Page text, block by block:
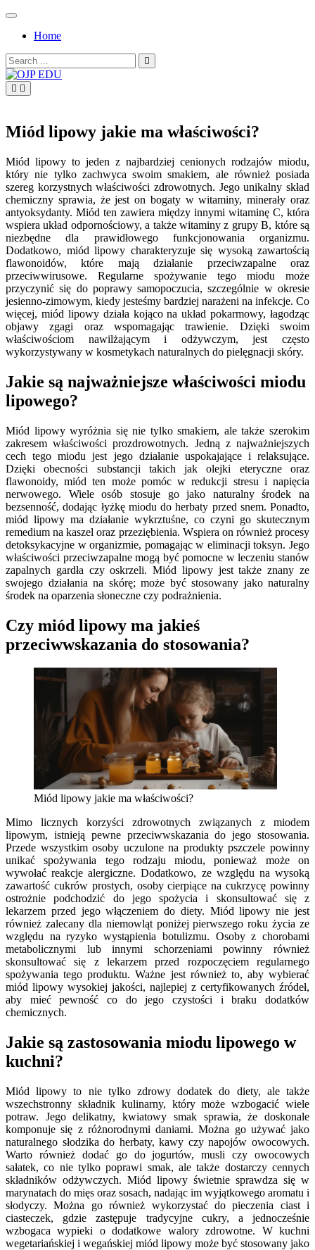
Skip
contentHome
Search
for:
Miód lipowy jakie ma właściwości?
Miód lipowy to jeden z najbardziej cenionych rodzajów miodu,
który nie tylko zachwyca swoim smakiem, ale również posiada
szereg korzystnych właściwości zdrowotnych. Jego unikalny skład
chemiczny sprawia, że jest on bogaty w witaminy, minerały oraz
antyoksydanty. Miód ten zawiera między innymi witaminę C, która
wspiera układ odpornościowy, a także witaminy z grupy B, które są
niezbędne dla prawidłowego funkcjonowania organizmu.
Dodatkowo, miód lipowy charakteryzuje się wysoką zawartością
flawonoidów, które mają działanie przeciwzapalne oraz
przeciwwirusowe. Regularne spożywanie tego miodu może
przyczynić się do poprawy samopoczucia, szczególnie w okresie
jesienno-zimowym, kiedy jesteśmy bardziej narażeni na infekcje. Co
więcej, miód lipowy działa kojąco na układ pokarmowy, łagodząc
objawy zgagi oraz wspomagając trawienie. Dzięki swoim
właściwościom nawilżającym i odżywczym, jest często
wykorzystywany w kosmetykach naturalnych do pielęgnacji skóry.
Jakie są najważniejsze właściwości miodu
lipowego?
Miód lipowy wyróżnia się nie tylko smakiem, ale także szerokim
zakresem właściwości prozdrowotnych. Jedną z najważniejszych
cech tego miodu jest jego działanie uspokajające i relaksujące.
Dzięki obecności substancji takich jak olejki eteryczne oraz
flawonoidy, miód ten może pomóc w redukcji stresu i napięcia
nerwowego. Wiele osób stosuje go jako naturalny środek na
bezsenność, dodając łyżkę miodu do herbaty przed snem. Ponadto,
miód lipowy ma działanie wykrztuśne, co czyni go skutecznym
remedium na kaszel oraz przeziębienia. Wspiera on również procesy
detoksykacyjne w organizmie, pomagając w eliminacji toksyn. Jego
właściwości przeciwzapalne mogą być pomocne w leczeniu stanów
zapalnych gardła czy oskrzeli. Miód lipowy jest także znany ze
swojego działania na skórę; może być stosowany jako naturalny
środek na oparzenia słoneczne czy podrażnienia.
Czy miód lipowy ma jakieś
przeciwwskazania do stosowania?
Miód lipowy jakie ma właściwości?
Mimo licznych korzyści zdrowotnych związanych z miodem
lipowym, istnieją pewne przeciwwskazania do jego stosowania.
Przede wszystkim osoby uczulone na produkty pszczele powinny
unikać spożywania tego rodzaju miodu, ponieważ może on
wywołać reakcje alergiczne. Dodatkowo, ze względu na wysoką
zawartość cukrów prostych, osoby cierpiące na cukrzycę powinny
ostrożnie podchodzić do jego spożycia i skonsultować się z
lekarzem przed jego włączeniem do diety. Miód lipowy nie jest
również zalecany dla niemowląt poniżej pierwszego roku życia ze
względu na ryzyko wystąpienia botulizmu. Osoby z chorobami
metabolicznymi lub innymi schorzeniami powinny również
skonsultować się z lekarzem przed rozpoczęciem regularnego
spożywania tego produktu. Ważne jest również to, aby wybierać
miód lipowy wysokiej jakości, najlepiej z certyfikowanych źródeł,
aby mieć pewność co do jego czystości i braku dodatków
chemicznych.
Jakie są zastosowania miodu lipowego w
kuchni?
Miód lipowy to nie tylko zdrowy dodatek do diety, ale także
wszechstronny składnik kulinarny, który może wzbogacić wiele
potraw. Jego delikatny, kwiatowy smak sprawia, że doskonale
komponuje się z różnorodnymi daniami. Można go używać jako
naturalnego słodzika do herbaty, kawy czy napojów owocowych.
Warto również dodać go do jogurtów, musli czy owocowych
sałatek, co nie tylko poprawi smak, ale także dostarczy cennych
składników odżywczych. Miód lipowy świetnie sprawdza się w
marynatach do mięs oraz sosach, nadając im wyjątkowego aromatu i
słodyczy. Można go również wykorzystać do pieczenia ciast i
ciasteczek, gdzie zastępuje tradycyjne cukry, a jednocześnie
wzbogaca wypieki o dodatkowe walory zdrowotne. W kuchni
wegetariańskiej i wegańskiej miód lipowy może być stosowany jako